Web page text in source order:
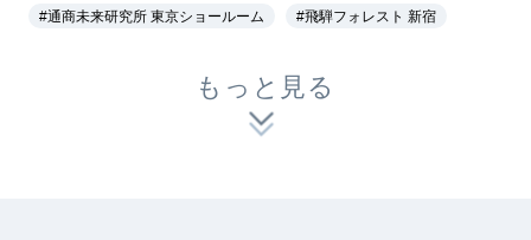
#通商未来研究所 東京ショールーム #飛騨フォレスト 新宿
もっと見る